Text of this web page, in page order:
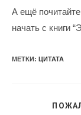
А ещё
начать с книги
МЕТКИ: ЦИТАТА